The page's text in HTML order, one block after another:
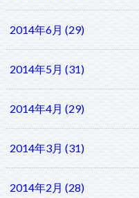
2014年6月 (29)
2014年5月 (31)
2014年4月 (29)
2014年3月 (31)
2014年2月 (28)